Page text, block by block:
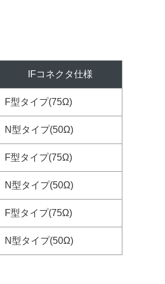
IFコネクタ仕様
F型タイプ(75Ω)
N型タイプ(50Ω)
F型タイプ(75Ω)
N型タイプ(50Ω)
F型タイプ(75Ω)
N型タイプ(50Ω)